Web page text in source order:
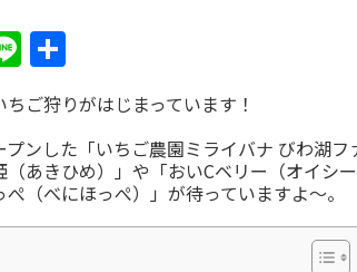
Line
有
ご狩りがはじまっています！
ンした「いちご農園ミライバナ びわ湖フ
あきひめ）」や「おいCベリー（オイシー
（べにほっぺ）」が待っていますよ～。